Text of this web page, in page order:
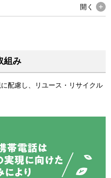
開く
組み
配慮し、リユース・リサイクル